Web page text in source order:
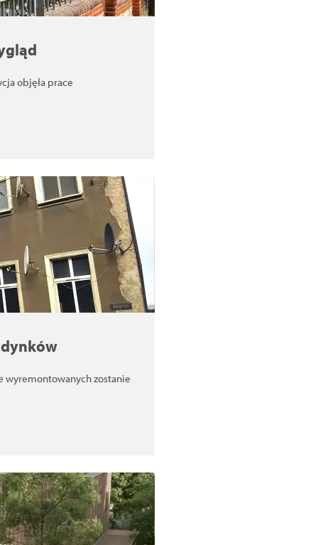
objęła prace
wyremontowanych zostanie